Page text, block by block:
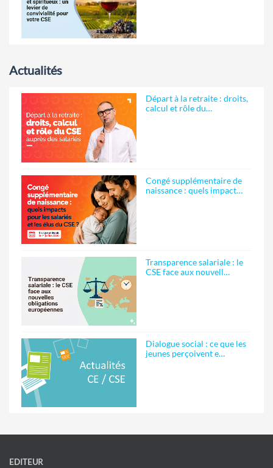
Actualités
Départ à la retraite : droits,
calcul et rôle du…
Congé supplémentaire de
naissance : quels impact…
Transparence salariale : le
CSE face aux nouvell…
Dialogue social : ce que les
jeunes perçoivent e…
EDITEUR